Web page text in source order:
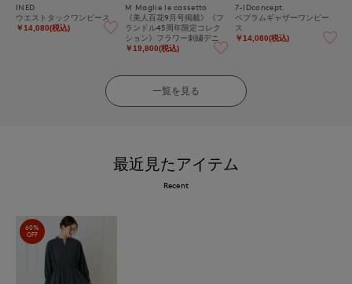
INED
ウエストタックワンピース
￥14,080(税込)
M Maglie le cassetto
《美人百花9月号掲載》《フ
ランドル45周年限定コレク
ション》フラワー刺繍デニ
ムワンピース《M Maglie le
￥19,800(税込)
7-IDconcept.
ペプラムギャザーワンピー
ス
￥14,080(税込)
一覧を見る
最近見たアイテム
Recent
60%
OFF